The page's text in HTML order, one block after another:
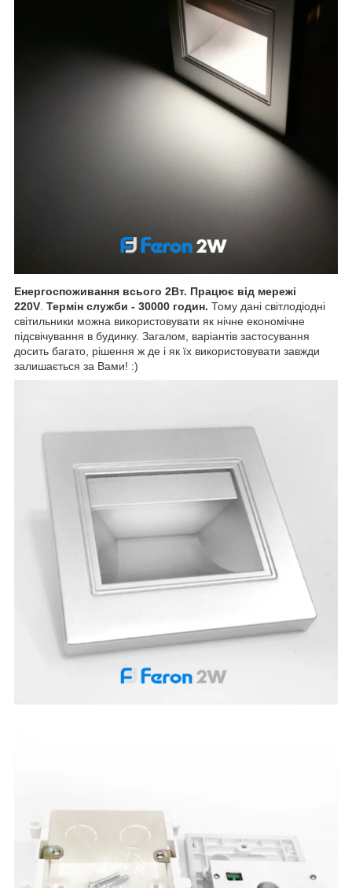
Енергоспоживання всього 2Вт. Працює від мережі
220V Термін служби - 30000 годин. Тому дані світлодіодні
світильники можна використовувати як нічне економічне
підсвічування в будинку. Загалом, варіантів застосування
досить багато, рішення ж де і як їх використовувати завжди
залишається за Вами! :)